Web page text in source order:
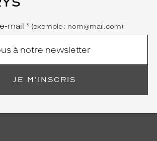
mail * (exemple : nom@mail.com)
JE M'INSCRIS